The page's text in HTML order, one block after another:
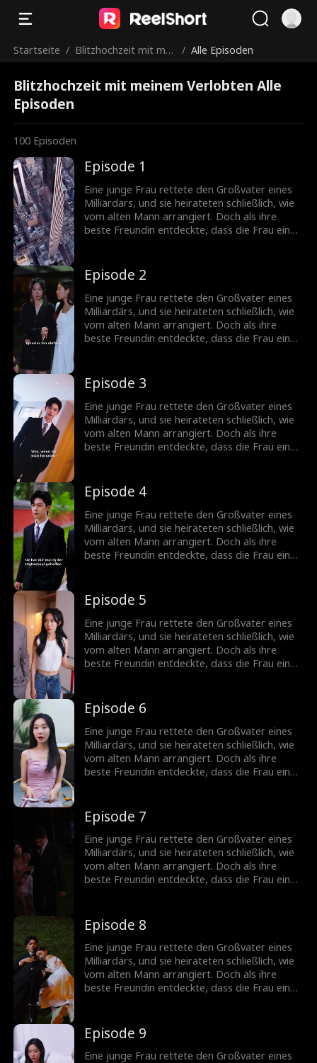
Startseite / Blitzhochzeit mit mei
/ Alle Episoden
Blitzhochzeit mit meinem Verlobten Alle
Episoden
100 Episoden
Episode 1
Eine junge Frau rettete den Großvater eines
Milliardärs, und sie heirateten schließlich, wie
vom alten Mann arrangiert. Doch als ihre
beste Freundin entdeckte, dass die Frau eine
Episode 2
Eine junge Frau rettete den Großvater eines
Milliardärs, und sie heirateten schließlich, wie
vom alten Mann arrangiert. Doch als ihre
beste Freundin entdeckte, dass die Frau eine
Episode 3
Eine junge Frau rettete den Großvater eines
Milliardärs, und sie heirateten schließlich, wie
vom alten Mann arrangiert. Doch als ihre
beste Freundin entdeckte, dass die Frau eine
Episode 4
Eine junge Frau rettete den Großvater eines
Milliardärs, und sie heirateten schließlich, wie
vom alten Mann arrangiert. Doch als ihre
beste Freundin entdeckte, dass die Frau eine
Episode 5
Eine junge Frau rettete den Großvater eines
Milliardärs, und sie heirateten schließlich, wie
vom alten Mann arrangiert. Doch als ihre
beste Freundin entdeckte, dass die Frau eine
Episode 6
Eine junge Frau rettete den Großvater eines
Milliardärs, und sie heirateten schließlich, wie
vom alten Mann arrangiert. Doch als ihre
beste Freundin entdeckte, dass die Frau eine
Episode 7
Eine junge Frau rettete den Großvater eines
Milliardärs, und sie heirateten schließlich, wie
vom alten Mann arrangiert. Doch als ihre
beste Freundin entdeckte, dass die Frau eine
Episode 8
Eine junge Frau rettete den Großvater eines
Milliardärs, und sie heirateten schließlich, wie
vom alten Mann arrangiert. Doch als ihre
beste Freundin entdeckte, dass die Frau eine
Episode 9
Eine junge Frau rettete den Großvater eines